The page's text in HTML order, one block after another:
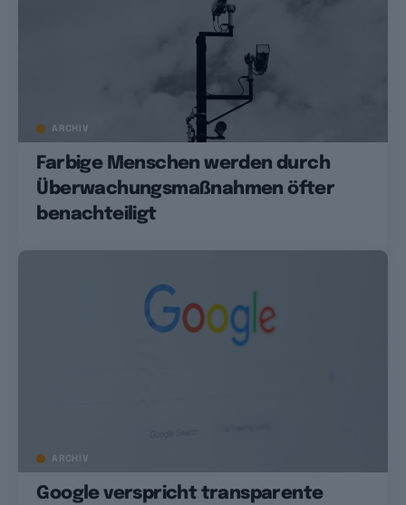
ARCHIV
Farbige Menschen werden durch
Überwachungsmaßnahmen öfter
benachteiligt
ARCHIV
Google verspricht transparente